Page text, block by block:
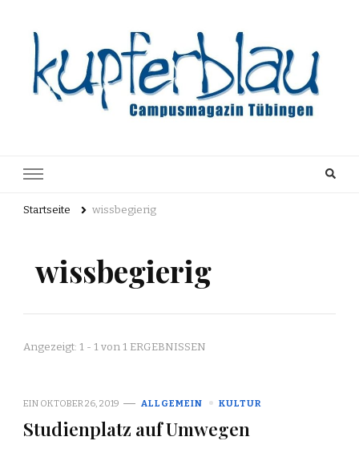
Archiv
Startseite wissbegierig
wissbegierig
Angezeigt: 1 - 1 von 1 ERGEBNISSEN
EIN OKTOBER 26, 2019 ALLGEMEIN KULTUR
Studienplatz auf Umwegen